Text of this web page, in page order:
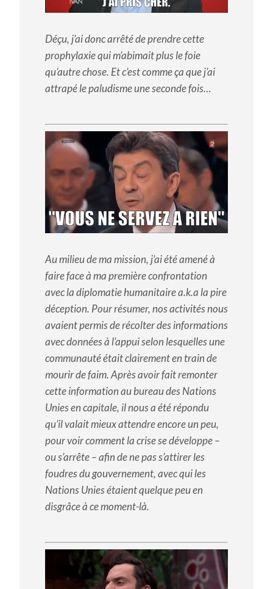
Déçu, j’ai donc arrêté de prendre cette
prophylaxie qui m’abimait plus le foie
qu’autre chose. Et c’est comme ça que j’ai
attrapé le paludisme une seconde fois…
Au milieu de ma mission, j’ai été amené à
faire face à ma première confrontation
avec la diplomatie humanitaire a.k.a la pire
déception. Pour résumer, nos activités nous
avaient permis de récolter des informations
avec données à l’appui selon lesquelles une
communauté était clairement en train de
mourir de faim. Après avoir fait remonter
cette information au bureau des Nations
Unies en capitale, il nous a été répondu
qu’il valait mieux attendre encore un peu,
pour voir comment la crise se développe –
ou s’arrête – afin de ne pas s’attirer les
foudres du gouvernement, avec qui les
Nations Unies étaient quelque peu en
disgrâce à ce moment-là.